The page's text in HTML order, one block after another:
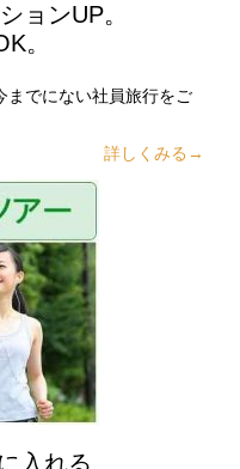
ョンUP。
。
までにない社員旅行をご
詳しくみる→
入れる